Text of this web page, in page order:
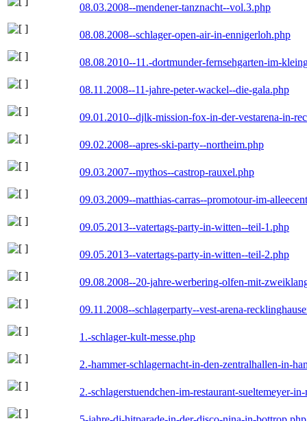
08.03.2008--mendener-tanznacht--vol.3.php
08.08.2008--schlager-open-air-in-ennigerloh.php
08.08.2010--11.-dortmunder-fernsehgarten-im-
08.11.2008--11-jahre-peter-wackel--die-gala.php
09.01.2010--djlk-mission-fox-in-der-vestarena-in-
09.02.2008--apres-ski-party--northeim.php
09.03.2007--mythos--castrop-rauxel.php
09.03.2009--matthias-carras--promotour-im-
09.05.2013--vatertags-party-in-witten--teil-1.php
09.05.2013--vatertags-party-in-witten--teil-2.php
09.08.2008--20-jahre-werbering-olfen-mit-
09.11.2008--schlagerparty--vest-arena-
1.-schlager-kult-messe.php
2.-hammer-schlagernacht-in-den-zentralhallen-in-
2.-schlagerstuendchen-im-restaurant-sueltemeyer-